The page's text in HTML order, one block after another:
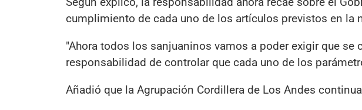
cumplimiento de cada uno de los artículos previstos en la
"Ahora todos los sanjuaninos vamos a poder exigir que se
responsabilidad de controlar que cada uno de los
Añadió que la Agrupación Cordillera de Los Andes